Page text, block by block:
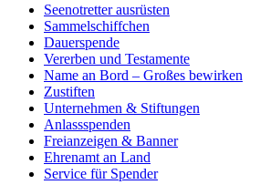
Seenotretter ausrüsten
Sammelschiffchen
Dauerspende
Vererben und Testamente
Name an Bord – Großes bewirken
Zustiften
Unternehmen & Stiftungen
Anlassspenden
Freianzeigen & Banner
Ehrenamt an Land
Service für Spender